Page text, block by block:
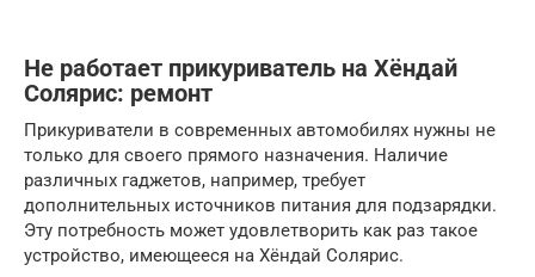
Не работает прикуриватель на Хёндай
Солярис: ремонт
Прикуриватели в современных автомобилях нужны не
только для своего прямого назначения. Наличие
различных гаджетов, например, требует
дополнительных источников питания для подзарядки.
Эту потребность может удовлетворить как раз такое
устройство, имеющееся на Хёндай Солярис.